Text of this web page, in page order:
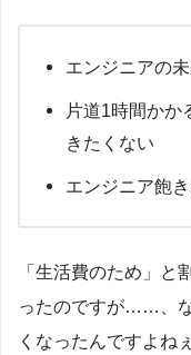
エンジニアの
片道1時間かか
きたくない
エンジニア飽
「生活費のため」
ったのですが……、
くなったんですよね